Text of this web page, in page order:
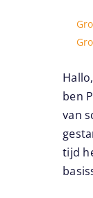
ben
van
tijd